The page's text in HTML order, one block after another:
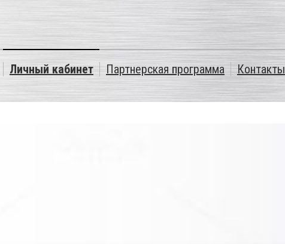
Личный кабинет Партнерская программа Контакты